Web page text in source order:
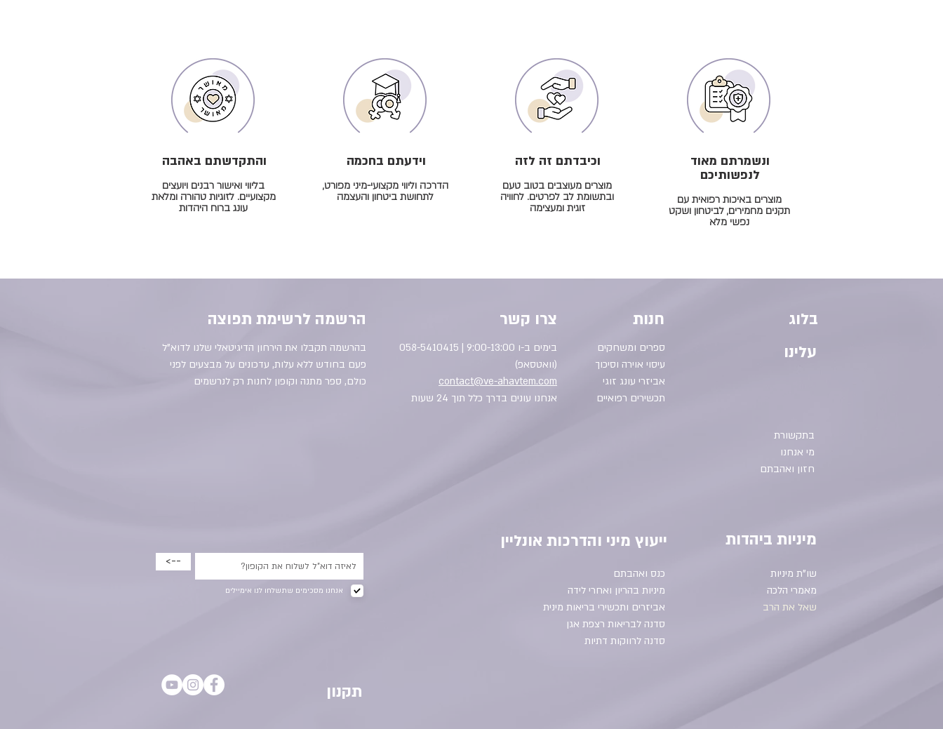
והתקדשתם באהבה
בליווי ואישור רבנים ויועצים
מקצועיים. לזוגיות טהורה ומלאת
עונג ברוח היהדות
וידעתם בחכמה
הדרכה וליווי מקצועי-מיני מפורט,
לתחושת ביטחון והעצמה
וכיבדתם זה לזה
מוצרים מעוצבים בטוב טעם
ובתשומת לב לפרטים. לחוויה
זוגית ומעצימה
ונשמרתם מאוד
לנפשותיכם
מוצרים באיכות רפואית עם
תקנים מחמירים, לביטחון ושקט
נפשי מלא
הרשמה לרשימת תפוצה
בהרשמה תקבלו את הירחון הדיגיטאלי שלנו לדוא"ל
פעם בחודש ללא עלות, עדכונים על מבצעים לפני
כולם, ספר מתנה וקופון לחנות רק לנרשמים
צרו קשר חנות
בימים ב-ו 9:00-13:00 | 058-5410415
(וואטסאפ)
contact@ve-ahavtem.com
אנחנו עונים בדרך כלל תוך 24 שעות
ספרים ומשחקים
עיסוי אוירה וסיכוך
אביזרי עונג זוגי
תכשירים רפואיים
בלוג
עלינו
בתקשורת
מי אנחנו
חזון ואהבתם
<--
אנחנו מסכימים שתשלחו לנו אימיילים
תקנון
ייעוץ מיני והדרכות אונליין
כנס ואהבתם
מיניות בהריון ואחרי לידה
אביזרים ותכשירי בריאות מינית
סדנה לבריאות רצפת אגן
סדנה לרווקות דתיות
מיניות ביהדות
שו"ת מיניות
מאמרי הלכה
שאל את הרב